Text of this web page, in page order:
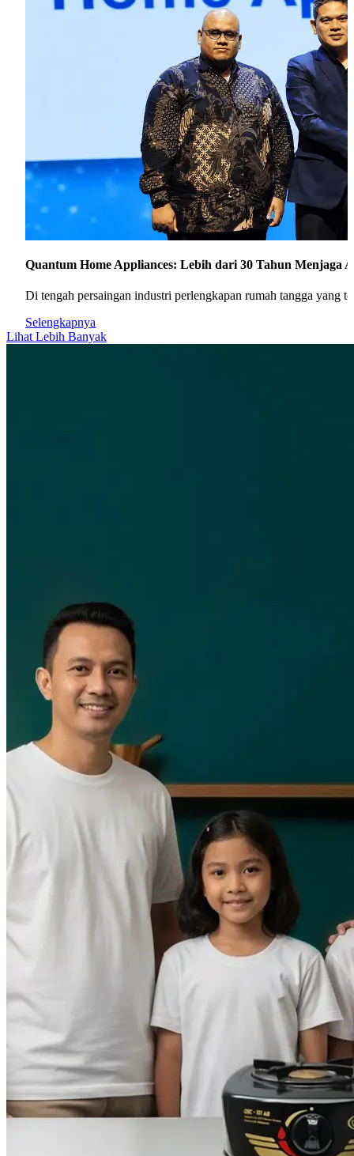
Quantum Home Appliances: Lebih dari 30 Tahun Menjaga
Di tengah persaingan industri perlengkapan rumah tangga yang
Selengkapnya
Lihat Lebih Banyak